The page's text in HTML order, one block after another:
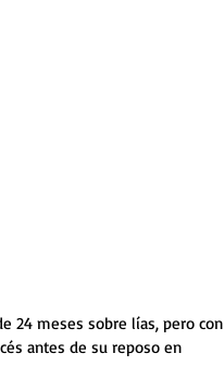
24 meses sobre lías, pero con
antes de su reposo en